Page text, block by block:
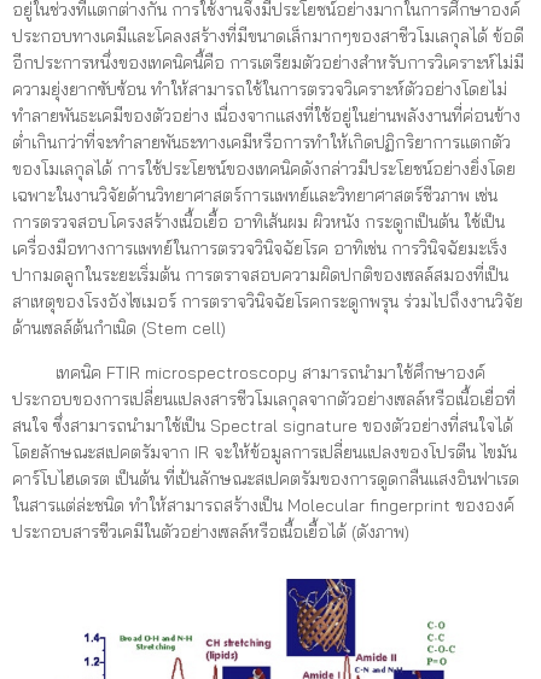
อยู่ในช่วงที่แตกต่างกัน การใช้งานจึงมีประโยชน์อย่างมากในการศึกษาองค์
ประกอบทางเคมีและโคลงสร้างที่มีขนาดเล็กมากๆของสาชีวโมเลกุลได้ ข้อดี
อีกประการหนึ่งของเทคนิคนี้คือ การเตรียมตัวอย่างสำหรับการวิเคราะห์ไม่มี
ความยุ่งยากซับซ้อน ทำให้สามารถใช้ในการตรวจวิเคราะห์ตัวอย่างโดยไม่
ทำลายพันธะเคมีของตัวอย่าง เนื่องจากแสงที่ใช้อยู่ในย่านพลังงานที่ค่อนข้าง
ต่ำเกินกว่าที่จะทำลายพันธะทางเคมีหรือการทำให้เกิดปฏิกริยาการแตกตัว
ของโมเลกุลได้ การใช้ประโยชน์ของเทคนิคดังกล่าวมีประโยชน์อย่างยิ่งโดย
เฉพาะในงานวิจัยด้านวิทยาศาสตร์การแพทย์และวิทยาศาสตร์ชีวภาพ เช่น
การตรวจสอบโครงสร้างเนื้อเยื้อ อาทิเส้นผม ผิวหนัง กระดูกเป็นต้น ใช้เป็น
เครื่องมือทางการแพทย์ในการตรวจวินิจฉัยโรค อาทิเช่น การวินิจฉัยมะเร็ง
ปากมดลูกในระยะเริ่มต้น การตราจสอบความผิดปกติของเซลล์สมองที่เป็น
สาเหตุของโรงอังไซเมอร์ การตราจวินิจฉัยโรคกระดูกพรุน ร่วมไปถึงงานวิจัย
ด้านเซลล์ต้นกำเนิด (Stem cell)
เทคนิค FTIR microspectroscopy สามารถนำมาใช้ศึกษาองค์
ประกอบของการเปลี่ยนแปลงสารชีวโมเลกุลจากตัวอย่างเซลล์หรือเนื้อเยื่อที่
สนใจ ซึ่งสามารถนำมาใช้เป็น Spectral signature ของตัวอย่างที่สนใจได้
โดยลักษณะสเปคตรัมจาก IR จะให้ข้อมูลการเปลี่ยนแปลงของโปรตีน ไขมัน
คาร์โบไฮเดรต เป็นต้น ที่เป้นลักษณะสเปคตรัมของการดูดกลืนแสงอินฟาเรด
ในสารแต่ล่ะชนิด ทำให้สามารถสร้างเป็น Molecular fingerprint ขององค์
ประกอบสารชีวเคมีในตัวอย่างเซลล์หรือเนื้อเยื้อได้ (ดังภาพ)